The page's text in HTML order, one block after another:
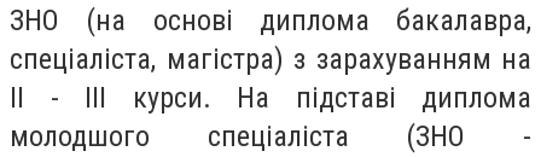
ЗНО (на основі диплома бакалавра,
спеціаліста, магістра) з зарахуванням на
II - III курси. На підставі диплома
молодшого спеціаліста (ЗНО -